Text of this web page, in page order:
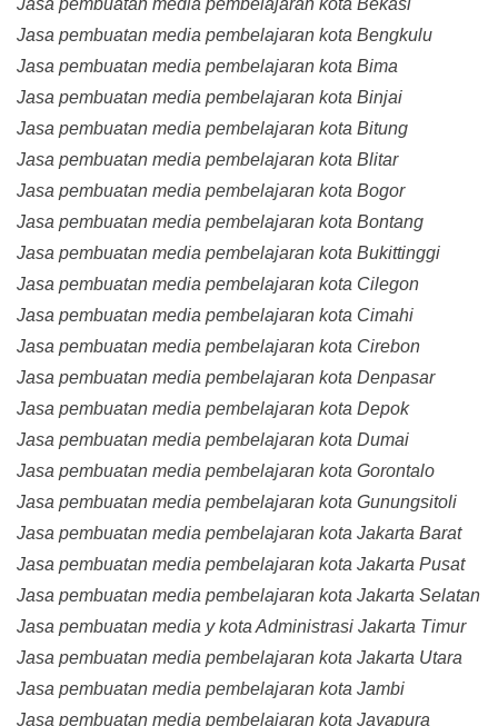
Jasa pembuatan media pembelajaran kota Bekasi
Jasa pembuatan media pembelajaran kota Bengkulu
Jasa pembuatan media pembelajaran kota Bima
Jasa pembuatan media pembelajaran kota Binjai
Jasa pembuatan media pembelajaran kota Bitung
Jasa pembuatan media pembelajaran kota Blitar
Jasa pembuatan media pembelajaran kota Bogor
Jasa pembuatan media pembelajaran kota Bontang
Jasa pembuatan media pembelajaran kota Bukittinggi
Jasa pembuatan media pembelajaran kota Cilegon
Jasa pembuatan media pembelajaran kota Cimahi
Jasa pembuatan media pembelajaran kota Cirebon
Jasa pembuatan media pembelajaran kota Denpasar
Jasa pembuatan media pembelajaran kota Depok
Jasa pembuatan media pembelajaran kota Dumai
Jasa pembuatan media pembelajaran kota Gorontalo
Jasa pembuatan media pembelajaran kota Gunungsitoli
Jasa pembuatan media pembelajaran kota Jakarta Barat
Jasa pembuatan media pembelajaran kota Jakarta Pusat
Jasa pembuatan media pembelajaran kota Jakarta Selatan
Jasa pembuatan media y kota Administrasi Jakarta Timur
Jasa pembuatan media pembelajaran kota Jakarta Utara
Jasa pembuatan media pembelajaran kota Jambi
Jasa pembuatan media pembelajaran kota Jayapura